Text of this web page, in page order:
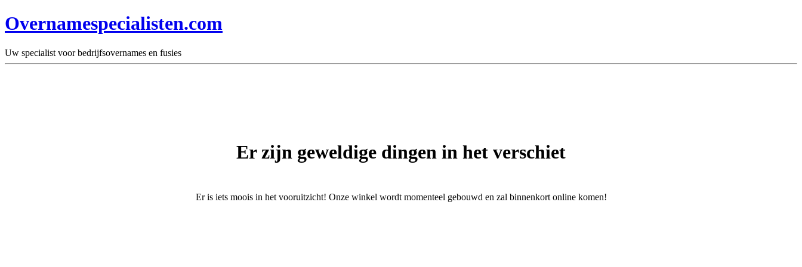
Overnamespecialisten.com
Uw specialist voor bedrijfsovernames en fusies
Er zijn geweldige dingen in het verschiet
Er is iets moois in het vooruitzicht! Onze winkel wordt momenteel gebouwd en zal binnenkort online komen!